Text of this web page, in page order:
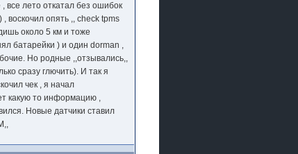
лето откатал без ошибок
воскочил опять ,, check tpms
около 5 км и тоже
батарейки ) и один dorman ,
Но родные ,,отзывались,,
сразу глючить). И так я
чек , я начал
какую то информацию ,
Новые датчики ставил